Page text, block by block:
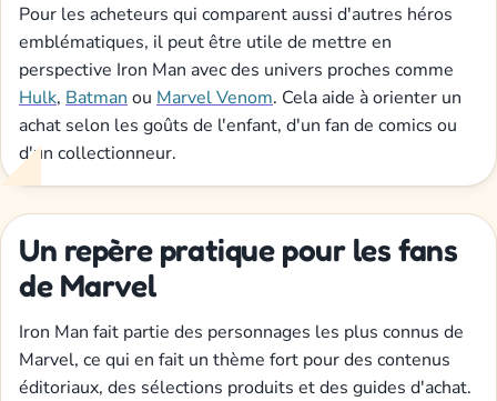
Pour les acheteurs qui comparent aussi d'autres héros
emblématiques, il peut être utile de mettre en
perspective Iron Man avec des univers proches comme
Hulk, Batman ou Marvel Venom. Cela aide à orienter un
achat selon les goûts de l'enfant, d'un fan de comics ou
d'un collectionneur.
Un repère pratique pour les fans
de Marvel
Iron Man fait partie des personnages les plus connus de
Marvel, ce qui en fait un thème fort pour des contenus
éditoriaux, des sélections produits et des guides d'achat.